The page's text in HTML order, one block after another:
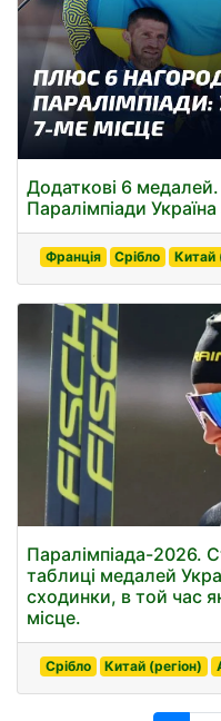
Додаткові 6
Паралімпіади
Франція Срібло Китай
Паралімпіада-2026.
таблиці медалей
сходинки, в той час
місце.
Срібло Китай (регіон)